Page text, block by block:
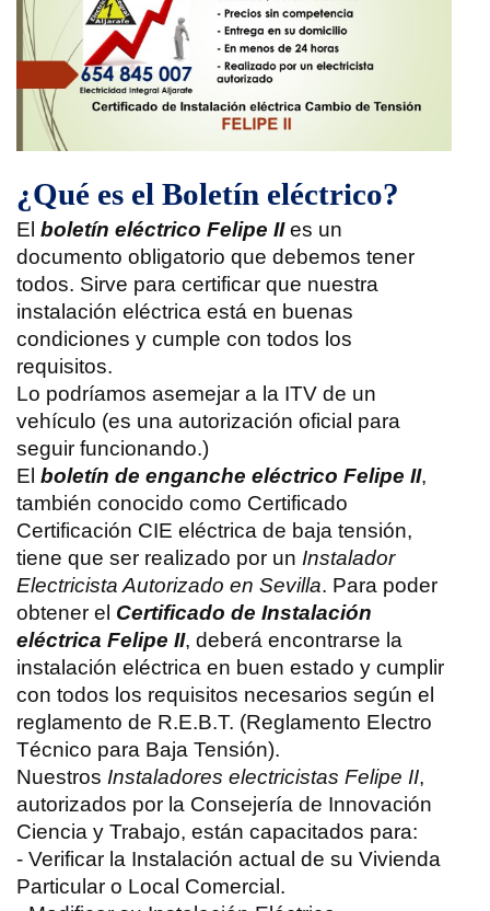
¿Qué es el Boletín eléctrico?
El boletín eléctrico Felipe IIes un
documento obligatorio que debemos tener
todos. Sirve para certificar que nuestra
instalación eléctrica está en buenas
condiciones y cumple con todos los
requisitos.
Lo podríamos asemejar a la ITV de un
vehículo (es una autorización oficial para
seguir funcionando.)
El boletín de enganche eléctrico Felipe II,
también conocido como Certificado
Certificación CIE eléctrica de baja tensión,
tiene que ser realizado por un Instalador
Electricista Autorizado en Sevilla. Para poder
obtener el Certificado de Instalación
eléctrica Felipe II, deberá encontrarse la
instalación eléctrica en buen estado y cumplir
con todos los requisitos necesarios según el
reglamento de R.E.B.T. (Reglamento Electro
Técnico para Baja Tensión).
Nuestros Instaladores electricistas Felipe II,
autorizados por la Consejería de Innovación
Ciencia y Trabajo, están capacitados para:
- Verificar la Instalación actual de su Vivienda
Particular o Local Comercial.